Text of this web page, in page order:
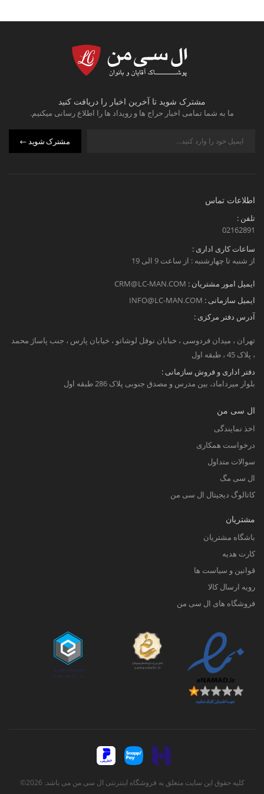
مشترک شوید تا آخرین اخبار را دریافت کنید
ما به شما تمامی اخبار حراج ها و رویداد ها را اطلاع رسانی میکنیم.
مشترک شوید
اطلاعات تماس
تلفن :
02162891
ساعات کاری اداری :
از شنبه تا چهارشنبه : از ساعت 9 الی 19
ایمیل امور مشتریان : CRM@LC-MAN.COM
ایمیل سازمانی : INFO@LC-MAN.COM
آدرس دفتر مرکزی :
تهران ، میدان فردوسی ، خبابان نوفل لوشاتو ، خیابان پارس ، جنب پاساژ محمد
، پلاک 45 ، طبقه اول
دفتر اداری و فروش سازمانی :
بلوار میرداماد، بین مدرس و مصدق جنوبی پلاک 286 طبقه اول
ال سی من
اخذ نمایندگی
درخواست همکاری
سوالات متداول
ال سی مگ
کاتالوگ دیجیتال ال سی من
مشتریان
باشگاه مشتریان
کارت هدیه
قوانین و سیاست ها
رویه ارسال کالا
فروشگاه های ال سی من
کلیه حقوق این سایت متعلق به فروشگاه اینترنتی ال سی من می باشد. 2026©